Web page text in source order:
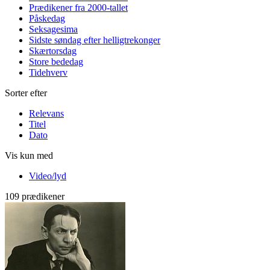
Prædikener fra 2000-tallet
Påskedag
Seksagesima
Sidste søndag efter helligtrekonger
Skærtorsdag
Store bededag
Tidehverv
Sorter efter
Relevans
Titel
Dato
Vis kun med
Video/lyd
109 prædikener